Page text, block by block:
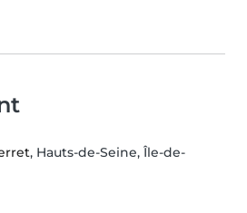
, Hauts-de-Seine, Île-de-